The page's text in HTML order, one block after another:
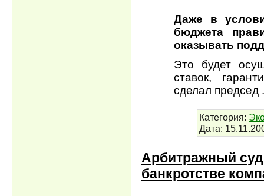
Даже в
бюджета
оказывать
Это будет
ставок,
сделал председ
Категория:
Дата:
Арбитражный суд
банкротстве